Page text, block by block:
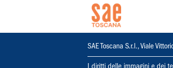
SAE Toscana S.r.l., Viale
I diritti delle immagini e dei